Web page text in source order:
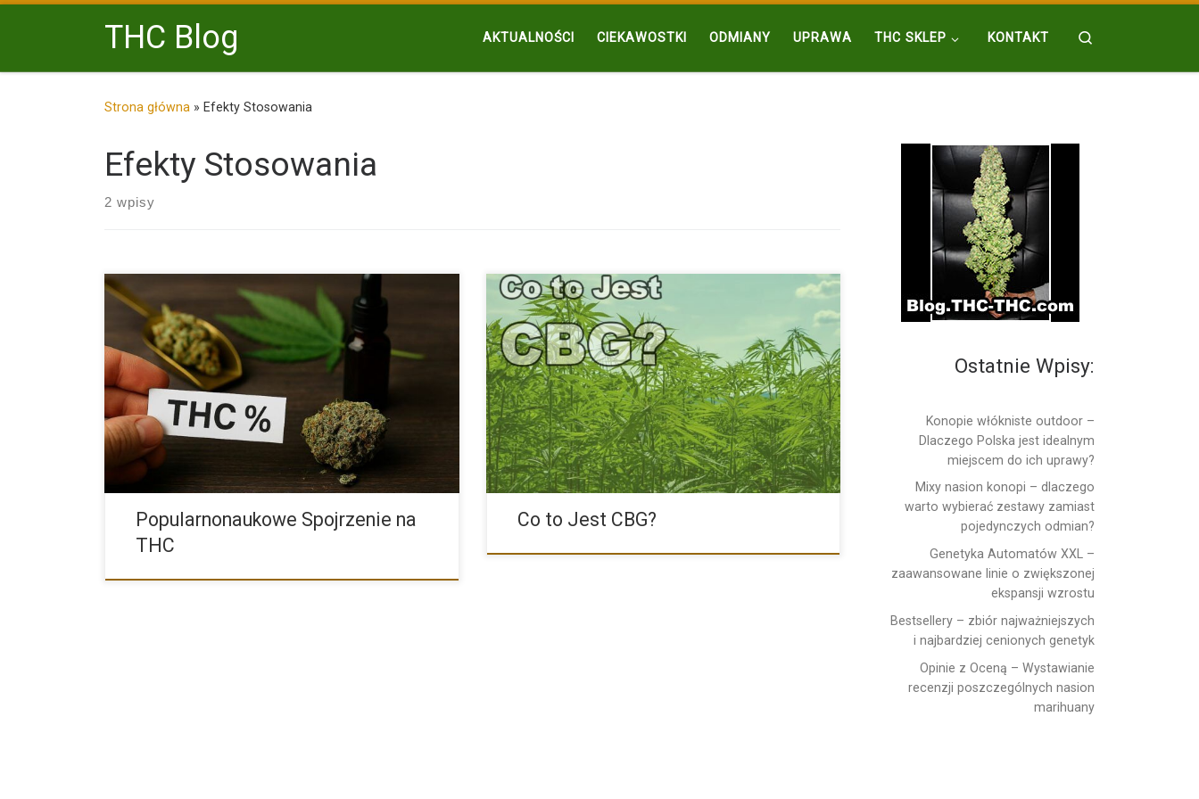
Przejdź do treściTHC Blog AKTUALNOŚCI CIEKAWOSTKI ODMIANY UPRAWA THC SKLEP KONTAKT
Strona główna » Efekty Stosowania
Efekty Stosowania
2 wpisy
THC, czyli tetrahydrokannabinol, to substancja, o której
słyszał niemal każdy, […]
Popularnonaukowe Spojrzenie na
THC
CBG Oraz Efekty Jego Stosowania Kannabigerol, zwany CBG
jest mniej […]
Co to Jest CBG?
Ostatnie Wpisy:
Konopie włókniste outdoor –
Dlaczego Polska jest idealnym
miejscem do ich uprawy?
Mixy nasion konopi – dlaczego
warto wybierać zestawy zamiast
pojedynczych odmian?
Genetyka Automatów XXL –
zaawansowane linie o zwiększonej
ekspansji wzrostu
Bestsellery – zbiór najważniejszych
i najbardziej cenionych genetyk
Opinie z Oceną – Wystawianie
recenzji poszczególnych nasion
marihuany